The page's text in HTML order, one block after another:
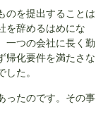
のを提出することは
を辞めるはめにな
一つの会社に長く勤
帰化要件を満たさな
た。
ったのです。その事